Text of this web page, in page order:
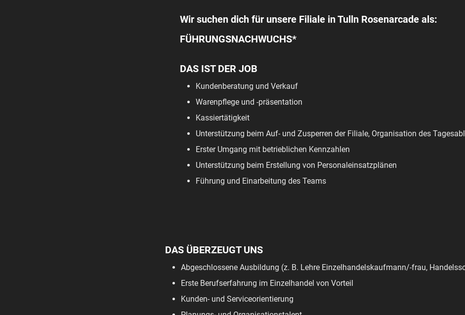
Wir suchen dich für unsere Filiale in Tulln Rosenarcade als:
FÜHRUNGSNACHWUCHS*
DAS IST DER JOB
Kundenberatung und Verkauf
Warenpflege und -präsentation
Kassiertätigkeit
Unterstützung beim Auf- und Zusperren der Filiale, Organisation des
Erster Umgang mit betrieblichen Kennzahlen
Unterstützung beim Erstellung von Personaleinsatzplänen
Führung und Einarbeitung des Teams
DAS ÜBERZEUGT UNS
Abgeschlossene Ausbildung (z. B. Lehre Einzelhandelskaufmann/-frau,
Erste Berufserfahrung im Einzelhandel von Vorteil
Kunden- und Serviceorientierung